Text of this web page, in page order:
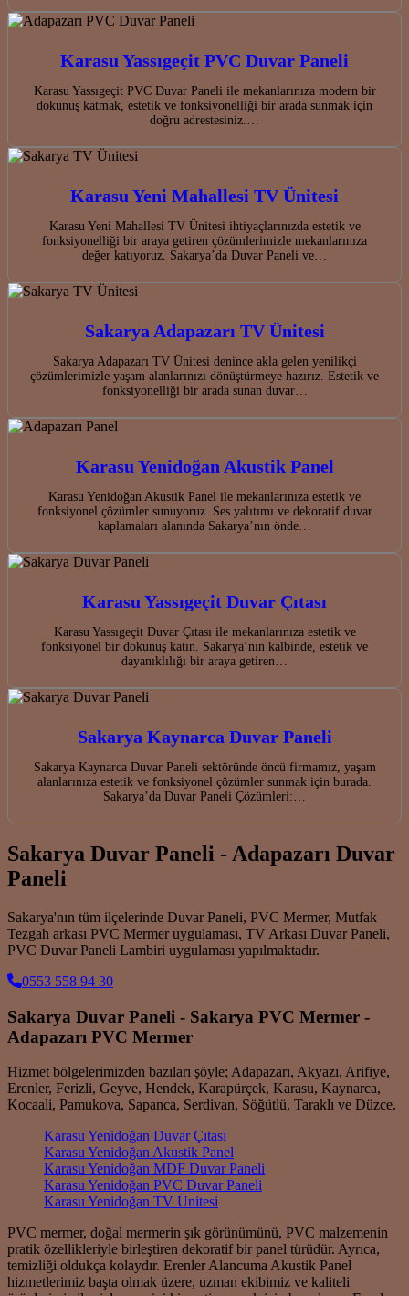
Karasu Yassıgeçit PVC Duvar Paneli
Karasu Yassıgeçit PVC Duvar Paneli ile mekanlarınıza modern bir
dokunuş katmak, estetik ve fonksiyonelliği bir arada sunmak için
doğru adrestesiniz.…
Karasu Yeni Mahallesi TV Ünitesi
Karasu Yeni Mahallesi TV Ünitesi ihtiyaçlarınızda estetik ve
fonksiyonelliği bir araya getiren çözümlerimizle mekanlarınıza
değer katıyoruz. Sakarya’da Duvar Paneli ve…
Sakarya Adapazarı TV Ünitesi
Sakarya Adapazarı TV Ünitesi denince akla gelen yenilikçi
çözümlerimizle yaşam alanlarınızı dönüştürmeye hazırız. Estetik ve
fonksiyonelliği bir arada sunan duvar…
Karasu Yenidoğan Akustik Panel
Karasu Yenidoğan Akustik Panel ile mekanlarınıza estetik ve
fonksiyonel çözümler sunuyoruz. Ses yalıtımı ve dekoratif duvar
kaplamaları alanında Sakarya’nın önde…
Karasu Yassıgeçit Duvar Çıtası
Karasu Yassıgeçit Duvar Çıtası ile mekanlarınıza estetik ve
fonksiyonel bir dokunuş katın. Sakarya’nın kalbinde, estetik ve
dayanıklılığı bir araya getiren…
Sakarya Kaynarca Duvar Paneli
Sakarya Kaynarca Duvar Paneli sektöründe öncü firmamız, yaşam
alanlarınıza estetik ve fonksiyonel çözümler sunmak için burada.
Sakarya’da Duvar Paneli Çözümleri:…
Sakarya Duvar Paneli - Adapazarı Duvar
Paneli
Sakarya'nın tüm ilçelerinde Duvar Paneli, PVC Mermer, Mutfak
Tezgah arkası PVC Mermer uygulaması, TV Arkası Duvar Paneli,
PVC Duvar Paneli Lambiri uygulaması yapılmaktadır.
0553 558 94 30
Sakarya Duvar Paneli - Sakarya PVC Mermer -
Adapazarı PVC Mermer
Hizmet bölgelerimizden bazıları şöyle; Adapazarı, Akyazı, Arifiye,
Erenler, Ferizli, Geyve, Hendek, Karapürçek, Karasu, Kaynarca,
Kocaali, Pamukova, Sapanca, Serdivan, Söğütlü, Taraklı ve Düzce.
Karasu Yenidoğan Duvar Çıtası
Karasu Yenidoğan Akustik Panel
Karasu Yenidoğan MDF Duvar Paneli
Karasu Yenidoğan PVC Duvar Paneli
Karasu Yenidoğan TV Ünitesi
PVC mermer, doğal mermerin şık görünümünü, PVC malzemenin
pratik özellikleriyle birleştiren dekoratif bir panel türüdür. Ayrıca,
temizliği oldukça kolaydır. Erenler Alancuma Akustik Panel
hizmetlerimiz başta olmak üzere, uzman ekibimiz ve kaliteli